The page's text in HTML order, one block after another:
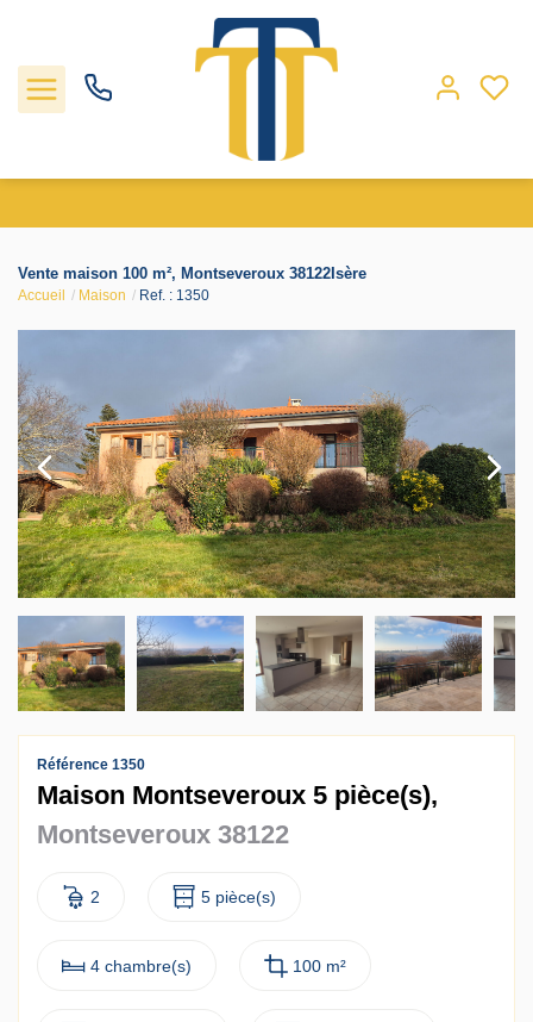
Nos agences
Estimation
Contact
Accès clients
Vente maison 100 m², Montseveroux 38122Isère
Accueil Maison Ref. : 1350
Référence 1350
Maison Montseveroux 5 pièce(s),
Montseveroux 38122
2 5 pièce(s)
4 chambre(s) 100 m²